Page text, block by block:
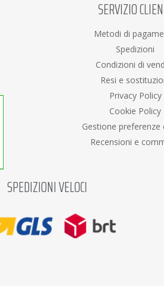
SERVIZIO
Metodi di
Spedizioni
Condizioni di
Resi e
Privacy Policy
Cookie Policy
Gestione preferenze
Recensioni e
SPEDIZIONI VELOCI